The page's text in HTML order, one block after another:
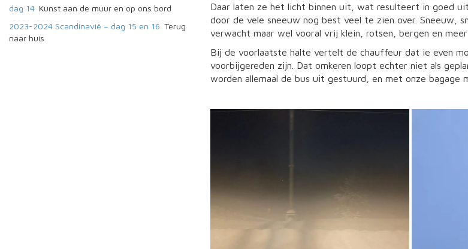
Daar laten ze het licht binnen uit, wat resulteert in goed
door de vele sneeuw nog best veel te zien over. Sneeuw,
verwacht maar wel vooral vrij klein, rotsen, bergen en
Bij de voorlaatste halte vertelt de chauffeur dat ie even
voorbijgereden zijn. Dat omkeren loopt echter niet als
worden allemaal de bus uit gestuurd, en met onze bagage
dag 14 Kunst aan de muur en op ons bord
2023-2024 Scandinavië – dag 15 en 16 Terug
naar huis